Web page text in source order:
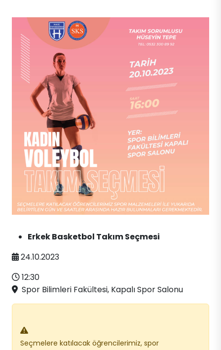
Erkek Basketbol Takım Seçmesi
24.10.2023
​12:30​
Spor Bilimleri Fakültesi, Kapalı Spor Salonu
Seçmelere katılacak öğrencilerimiz, spor